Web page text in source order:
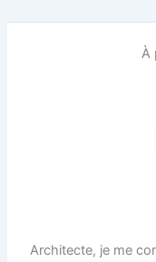
À
Architecte, je me